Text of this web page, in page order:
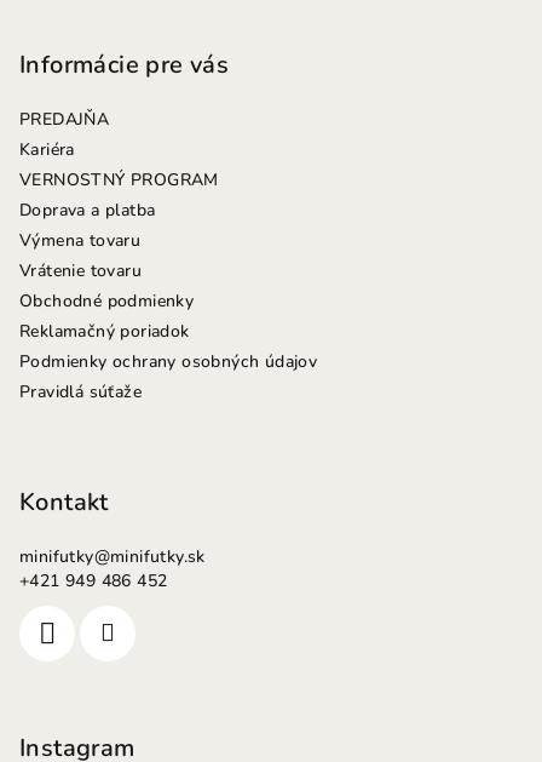
Informácie pre vás
PREDAJŇA
Kariéra
VERNOSTNÝ PROGRAM
Doprava a platba
Výmena tovaru
Vrátenie tovaru
Obchodné podmienky
Reklamačný poriadok
Podmienky ochrany osobných údajov
Pravidlá súťaže
Kontakt
minifutky@minifutky.sk
+421 949 486 452
Instagram